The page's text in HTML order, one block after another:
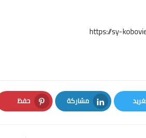
https://sy-
مشاركة
LinkedIn
حفظ
Pinterest